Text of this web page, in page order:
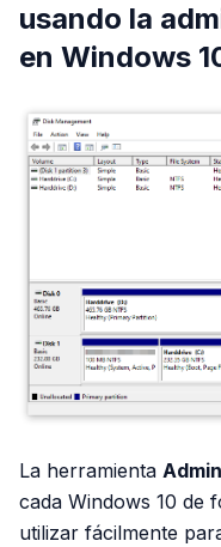
usando la
en Windows
La herramienta
cada Windows 10 de
utilizar fácilmente